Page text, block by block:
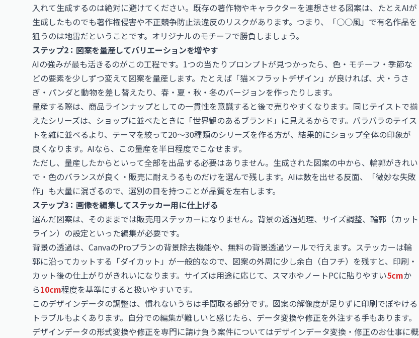
入れて生成するのは絶対に避けてください。既存の著作物やキャラクターを連想させる図案は、たとえAIが
生成したものでも著作権侵害や不正競争防止法違反のリスクがあります。つまり、「○○風」で有名作品を
狙うのは地雷だということです。オリジナルのモチーフで勝負しましょう。
ステップ2：図案を量産してバリエーションを増やす
AIの強みが最も活きるのがこの工程です。1つの当たりプロンプトが見つかったら、色・モチーフ・季節な
どの要素を少しずつ変えて図案を量産します。たとえば「猫×フラットデザイン」が良ければ、犬・うさ
ぎ・パンダと動物を差し替えたり、春・夏・秋・冬のバージョンを作ったりします。
量産する際は、商品ラインナップとしての一貫性を意識すると後で売りやすくなります。同じテイストで揃
えたシリーズは、ショップに並べたときに「世界観のあるブランド」に見えるからです。バラバラのテイス
トを雑に並べるより、テーマを絞って20〜30種類のシリーズを作る方が、結果的にショップ全体の印象が
良くなります。AIなら、この量産を半日程度でこなせます。
ただし、量産したからといって全部を出品する必要はありません。生成された図案の中から、輪郭がきれい
で・色のバランスが良く・販売に耐えうるものだけを選んで残します。AIは数を出せる反面、「微妙な失敗
作」も大量に混ざるので、選別の目を持つことが品質を左右します。
ステップ3：画像を編集してステッカー用に仕上げる
選んだ図案は、そのままでは販売用ステッカーになりません。背景の透過処理、サイズ調整、輪郭（カット
ライン）の設定といった編集が必要です。
背景の透過は、CanvaのProプランの背景除去機能や、無料の背景透過ツールで行えます。ステッカーは輪
郭に沿ってカットする「ダイカット」が一般的なので、図案の外周に少し余白（白フチ）を残すと、印刷・
カット後の仕上がりがきれいになります。サイズは用途に応じて、スマホやノートPCに貼りやすい5cmか
ら10cm程度を基準にすると扱いやすいです。
このデザインデータの調整は、慣れないうちは手間取る部分です。図案の解像度が足りずに印刷でぼやける
トラブルもよくあります。自分での編集が難しいと感じたら、データ変換や修正を外注する手もあります。
デザインデータの形式変換や修正を専門に請け負う案件についてはデザインデータ変換・修正のお仕事に概